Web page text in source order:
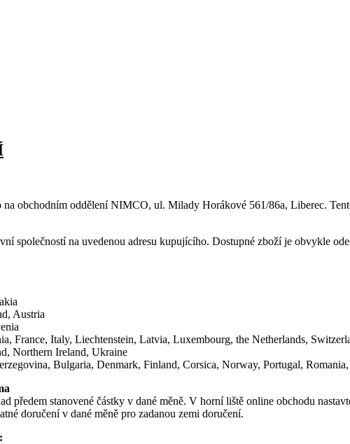
obchodním oddělení NIMCO, ul. Milady Horákové 561/86a, Liberec.
společností na uvedenou adresu kupujícího. Dostupné zboží je obvykle
Austria
France, Italy, Liechtenstein, Latvia, Luxembourg, the Netherlands,
Northern Ireland, Ukraine
Bulgaria, Denmark, Finland, Corsica, Norway, Portugal, Romania,
předem stanovené částky v dané měně. V horní liště online obchodu
doručení v dané měně pro zadanou zemi doručení.